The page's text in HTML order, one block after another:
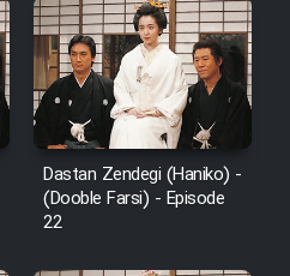
Dastan Zendegi (Haniko) -
(Dooble Farsi) - Episode
22